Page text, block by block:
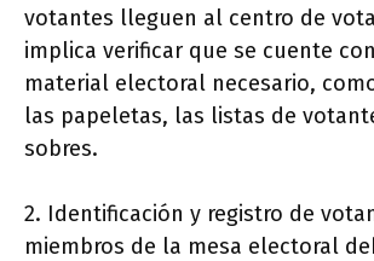
votantes lleguen al centro de
implica verificar que se cuente
material electoral necesario,
las papeletas, las listas de
sobres.
2. Identificación y registro de
miembros de la mesa electoral